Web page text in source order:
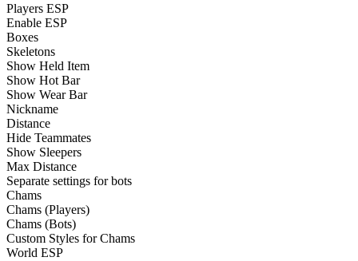
Players ESP
Enable ESP
Boxes
Skeletons
Show Held Item
Show Hot Bar
Show Wear Bar
Nickname
Distance
Hide Teammates
Show Sleepers
Max Distance
Separate settings for bots
Chams
Chams (Players)
Chams (Bots)
Custom Styles for Chams
World ESP